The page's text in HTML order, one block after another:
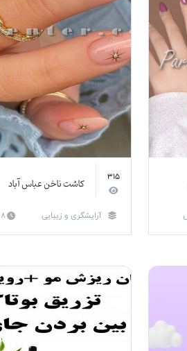
315 کاشت ناخن عباس آباد
آرایشگری و زیبایی 8 ماه پیش